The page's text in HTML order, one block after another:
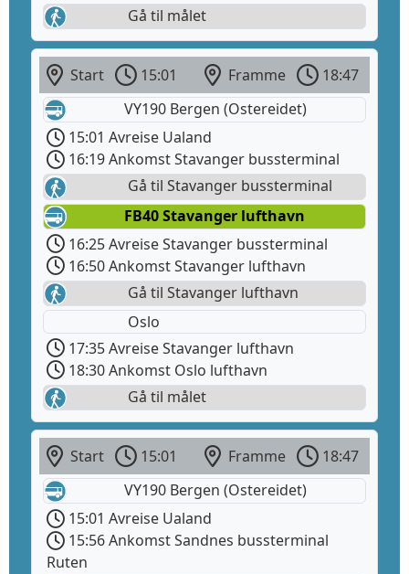
Gå til målet
Start 15:01 Framme
18:47
VY190 Bergen (Ostereidet)
15:01 Avreise Ualand
16:19 Ankomst Stavanger bussterminal
Gå til Stavanger bussterminal
FB40 Stavanger lufthavn
16:25 Avreise Stavanger bussterminal
16:50 Ankomst Stavanger lufthavn
Gå til Stavanger lufthavn
Oslo
17:35 Avreise Stavanger lufthavn
18:30 Ankomst Oslo lufthavn
Gå til målet
Start 15:01 Framme
18:47
VY190 Bergen (Ostereidet)
15:01 Avreise Ualand
15:56 Ankomst Sandnes bussterminal
Ruten